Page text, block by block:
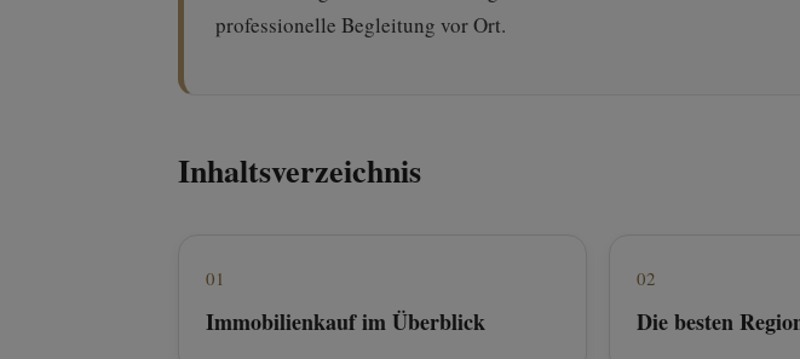
professionelle Begleitung vor Ort.
Inhaltsverzeichnis
01
Immobilienkauf im Überblick
02
Die besten